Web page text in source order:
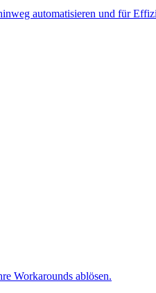
automatisieren und für
Workarounds ablösen.